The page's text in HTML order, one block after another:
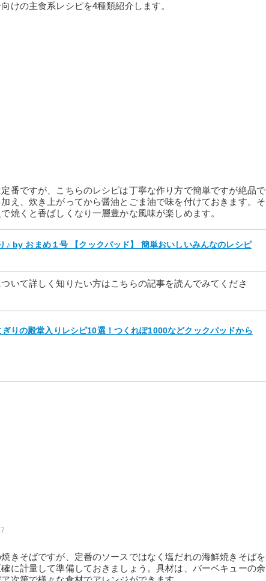
けの主食系レシピを4種類紹介します。
番ですが、こちらのレシピは丁寧な作り方で簡単ですが絶品で
え、炊き上がってから醤油とごま油で味を付けておきます。そ
焼くと香ばしくなり一層豊かな風味が楽しめます。
♪ by おまめ１号 【クックパッド】 簡単おいしいみんなのレシピ
いて詳しく知りたい方はこちらの記事を読んでみてくださ
ぎりの殿堂入りレシピ10選！つくれぽ1000などクックパッドから
きそばですが、定番のソースではなく塩だれの海鮮焼きそばを
に計量して準備しておきましょう。具材は、バーベキューの余